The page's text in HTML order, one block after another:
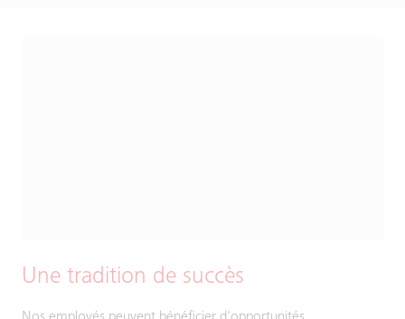
Une tradition de succès